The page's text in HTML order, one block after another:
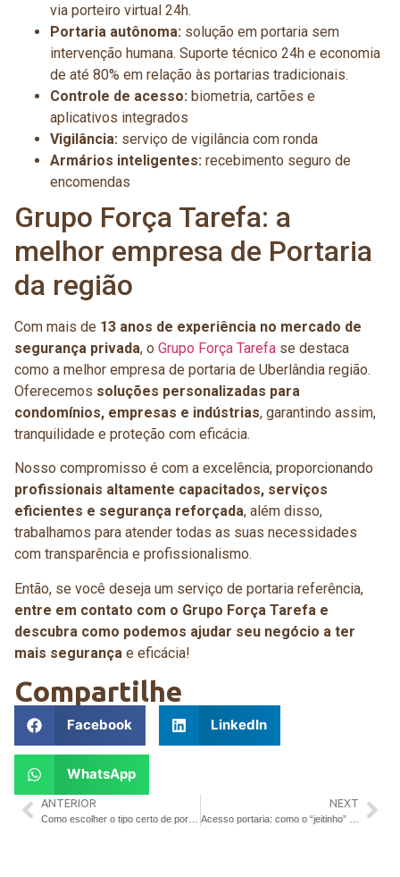
via porteiro virtual 24h.
Portaria autônoma: solução em portaria sem
intervenção humana. Suporte técnico 24h e economia
de até 80% em relação às portarias tradicionais.
Controle de acesso: biometria, cartões e
aplicativos integrados
Vigilância: serviço de vigilância com ronda
Armários inteligentes: recebimento seguro de
encomendas
Grupo Força Tarefa: a
melhor empresa de Portaria
da região
Com mais de 13 anos de experiência no mercado de
segurança privada, o Grupo Força Tarefa se destaca
como a melhor empresa de portaria de Uberlândia região.
Oferecemos soluções personalizadas para
condomínios, empresas e indústrias, garantindo assim,
tranquilidade e proteção com eficácia.
Nosso compromisso é com a excelência, proporcionando
profissionais altamente capacitados, serviços
eficientes e segurança reforçada, além disso,
trabalhamos para atender todas as suas necessidades
com transparência e profissionalismo.
Então, se você deseja um serviço de portaria referência,
entre em contato com o Grupo Força Tarefa e
descubra como podemos ajudar seu negócio a ter
mais segurança e eficácia!
Compartilhe
Facebook LinkedIn
WhatsApp
ANTERIOR NEXT